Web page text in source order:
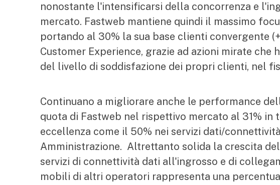
nonostante l'intensificarsi della concorrenza e
mercato. Fastweb mantiene quindi il massimo
portando al 30% la sua base clienti convergente
Customer Experience, grazie ad azioni mirate che
del livello di soddisfazione dei propri clienti, nel
Continuano a migliorare anche le performance
quota di Fastweb nel rispettivo mercato al 31%
eccellenza come il 50% nei servizi dati/
Amministrazione. Altrettanto solida la crescita
servizi di connettività dati all'ingrosso e di
mobili di altri operatori rappresenta una